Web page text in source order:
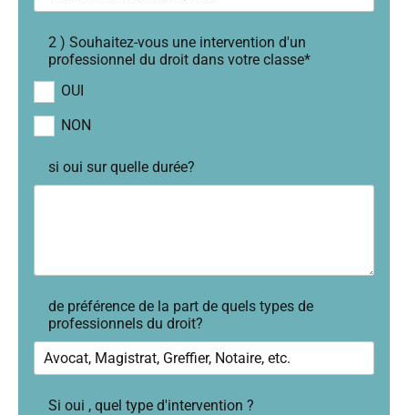
2 ) Souhaitez-vous une intervention d'un
professionnel du droit dans votre classe*
OUI
NON
si oui sur quelle durée?
de préférence de la part de quels types de
professionnels du droit?
Si oui , quel type d'intervention ?